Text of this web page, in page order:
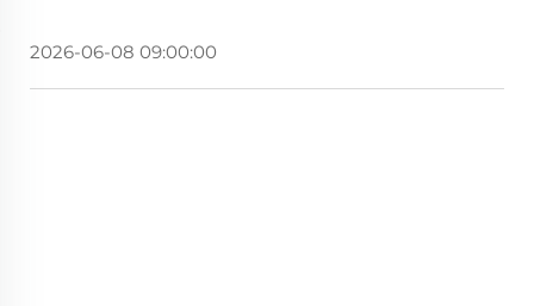
2026-06-08 09:00:00